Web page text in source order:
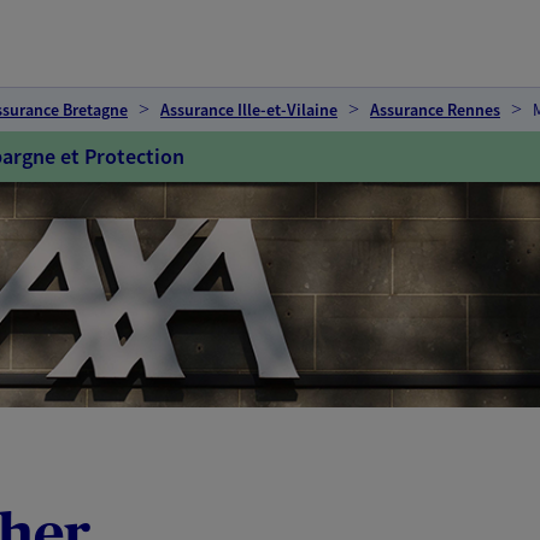
Bretagne Assurance Ille-et-Vilaine Assurance Rennes
et Protection